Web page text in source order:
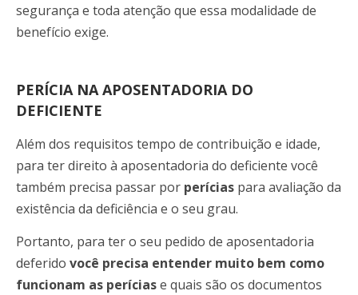
segurança e toda atenção que essa modalidade de
benefício exige.
PERÍCIA NA APOSENTADORIA DO
DEFICIENTE
Além dos requisitos tempo de contribuição e idade,
para ter direito à aposentadoria do deficiente você
também precisa passar por perícias para avaliação da
existência da deficiência e o seu grau.
Portanto, para ter o seu pedido de aposentadoria
deferido você precisa entender muito bem como
funcionam as períciase quais são os documentos